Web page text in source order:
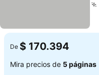
De $ 170.394
Mira precios de 5 páginas